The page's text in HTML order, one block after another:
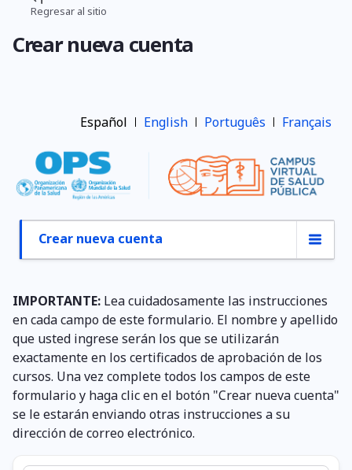
Pasar
contenido
Ruta
de
Regresar al sitio
Crear nueva cuenta
Español English Português Français
Primary
Crear nueva cuenta
IMPORTANTE: Lea cuidadosamente las instrucciones
en cada campo de este formulario. El nombre y apellido
que usted ingrese serán los que se utilizarán
exactamente en los certificados de aprobación de los
cursos. Una vez complete todos los campos de este
formulario y haga clic en el botón "Crear nueva cuenta"
se le estarán enviando otras instrucciones a su
dirección de correo electrónico.